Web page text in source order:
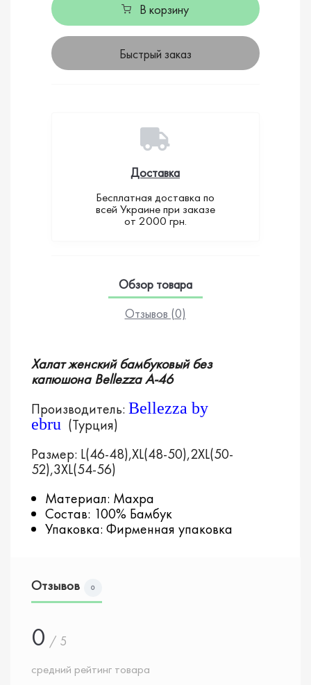
В корзину
Быстрый заказ
Доставка
Бесплатная доставка по
всей Украине при заказе
от 2000 грн.
Обзор товара
Отзывов (0)
Халат женский бамбуковыйбез
капюшонаBellezza A-46
Производитель: Bellezza by
ebru (Турция)
Размер: L(46-48),XL(48-50),2XL(50-
52),3XL(54-56)
Материал: Махра
Состав: 100% Бамбук
Упаковка: Фирменная упаковка
Отзывов 0
0 / 5
средний рейтинг товара